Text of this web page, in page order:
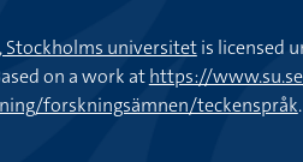
universitetis licensed
on a work athttps://
forskningsämnen/teckenspråk.